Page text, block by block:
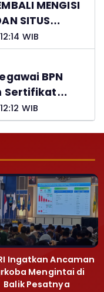
MENGISI
SITUS
WIB
BPN
Sertifikat
WIB
Ingatkan Ancaman
Mengintai di
Balik Pesatnya